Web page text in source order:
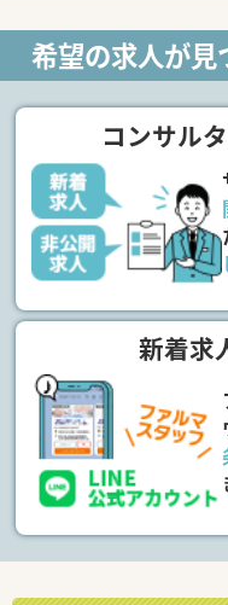
希望の求人が
コンサル
新着求